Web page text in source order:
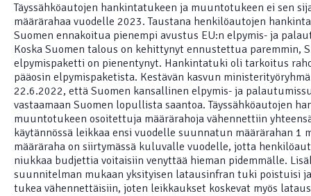
Täyssähköautojen hankintatukeen ja muuntotukeen ei sen
määrärahaa vuodelle 2023. Taustana henkilöautojen
Suomen ennakoitua pienempi avustus EU:n elpymis- ja
Koska Suomen talous on kehittynyt ennustettua paremmin,
elpymispaketti on pienentynyt. Hankintatuki oli tarkoitus
pääosin elpymispaketista. Kestävän kasvun
22.6.2022, että Suomen kansallinen elpymis- ja
vastaamaan Suomen lopullista saantoa. Täyssähköautojen
muuntotukeen osoitettuja määrärahoja vähennettiin
käytännössä leikkaa ensi vuodelle suunnatun määrärahan 1
määräraha on siirtymässä kuluvalle vuodelle, jotta
niukkaa budjettia voitaisiin venyttää hieman pidemmälle.
suunnitelman mukaan yksityisen latausinfran tuki poistuisi
tukea vähennettäisiin, joten leikkaukset koskevat myös